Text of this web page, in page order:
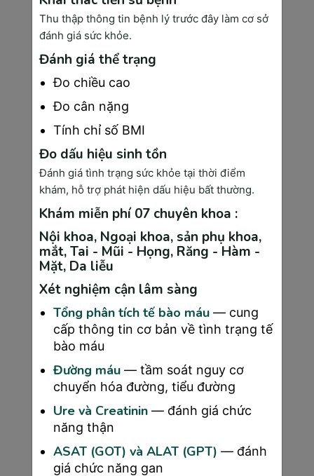
thường
Triệu
chứng
Ít triệu chứng
Tái phát
Hiếm khi tái
phát
Ảnh
hưởng
sức khỏe
Ít ảnh hưởng
Ảnh hưởng
nghiêm trọng
Tại sao không nên tự chẩn đoán qua internet?
Chỉ có bác sĩ chuyên khoa với trang thiết bị
hiện đại mới có thể phân biệt chính xác. Sinh
thiết (lấy mẫu mô) là phương pháp duy nhất
để xác định chính xác tính chất của khối u.
Theo thống kê, tỷ lệ khối u lành tính chiếm
70-80% trong ung thư vú, 60-70% trong ung
thư tuyến giáp, và 40-50% trong ung thư
phổi. Chỉ có xét nghiệm chuyên khoa mới xác
định chính xác tình trạng bệnh của bạn.
Thu thập thông tin bệnh lý trước đây làm cơ sở
đánh giá sức khỏe.
Đánh giá thể trạng
Đo chiều cao
Đo cân nặng
Tính chỉ số BMI
Đo dấu hiệu sinh tồn
Đánh giá tình trạng sức khỏe tại thời điểm
khám, hỗ trợ phát hiện dấu hiệu bất thường.
Khám miễn phí 07 chuyên khoa :
Nội khoa, Ngoại khoa, sản phụ khoa,
mắt, Tai - Mũi - Họng, Răng - Hàm -
Mặt, Da liễu
Xét nghiệm cận lâm sàng
Tổng phân tích tế bào máu— cung
cấp thông tin cơ bản về tình trạng tế
bào máu
Đường máu— tầm soát nguy cơ
chuyển hóa đường, tiểu đường
Ure và Creatinin— đánh giá chức
năng thận
ASAT (GOT) và ALAT (GPT) — đánh
giá chức năng gan